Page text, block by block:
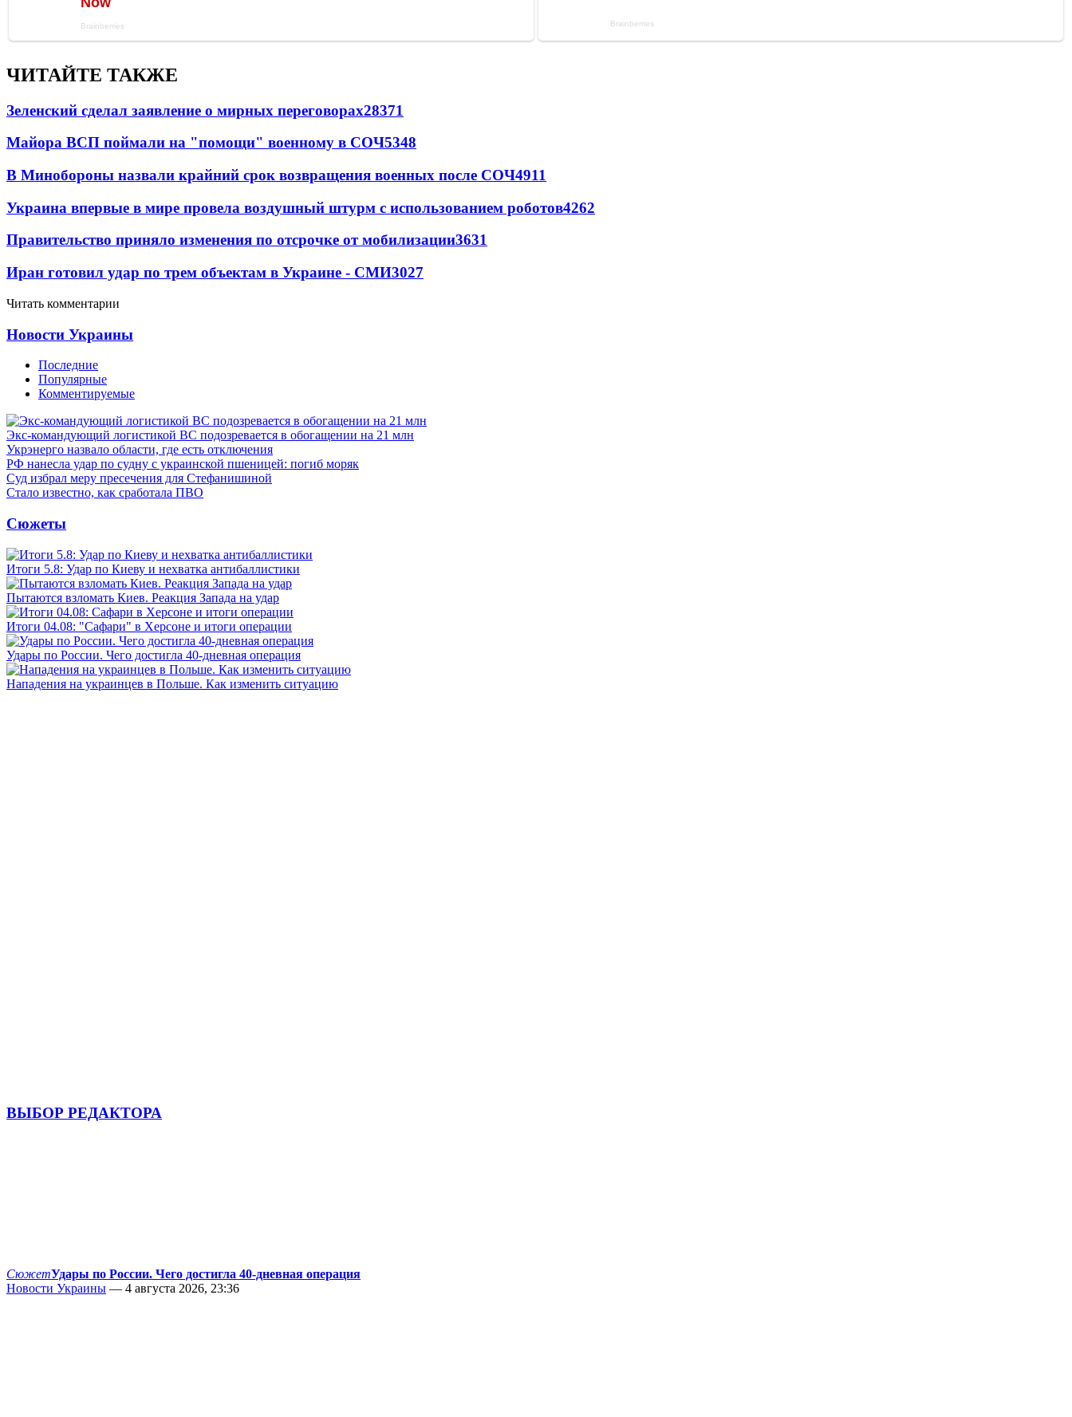
ЧИТАЙТЕ ТАКЖЕ
Зеленский сделал заявление о мирных переговорах28371
Майора ВСП поймали на "помощи" военному в СОЧ5348
В Минобороны назвали крайний срок возвращения военных после СОЧ4911
Украина впервые в мире провела воздушный штурм с использованием роботов4262
Правительство приняло изменения по отсрочке от мобилизации3631
Иран готовил удар по трем объектам в Украине - СМИ3027
Читать комментарии
Новости Украины
Последние
Популярные
Комментируемые
Экс-командующий логистикой ВС подозревается в обогащении на 21 млн
Укрэнерго назвало области, где есть отключения
РФ нанесла удар по судну с украинской пшеницей: погиб моряк
Суд избрал меру пресечения для Стефанишиной
Стало известно, как сработала ПВО
Сюжеты
Итоги 5.8: Удар по Киеву и нехватка антибаллистики
Пытаются взломать Киев. Реакция Запада на удар
Итоги 04.08: "Сафари" в Херсоне и итоги операции
Удары по России. Чего достигла 40-дневная операция
Нападения на украинцев в Польше. Как изменить ситуацию
ВЫБОР РЕДАКТОРА
СюжетУдары по России. Чего достигла 40-дневная операция
Новости Украины — 4 августа 2026, 23:36